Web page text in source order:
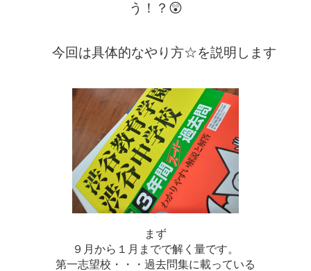
う！？ 😲
今回は具体的なやり方☆を説明します
まず
９月から１月までで解く量です。
第一志望校・・・過去問集に載っている